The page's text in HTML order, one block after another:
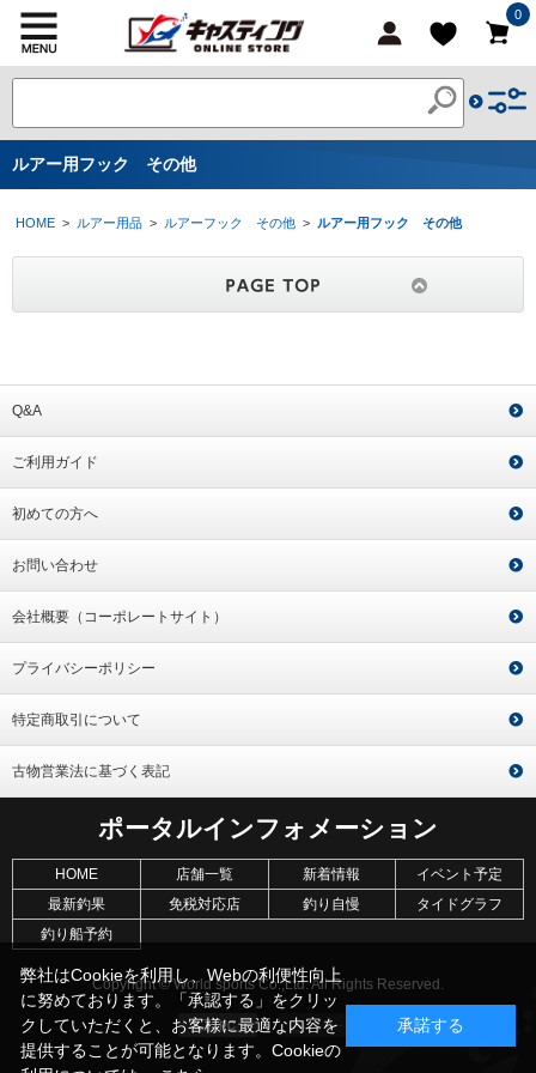
0
ルアー用フック その他
HOME > ルアー用品 > ルアーフック その他 > ルアー用フック その他
Q&A
ご利用ガイド
初めての方へ
お問い合わせ
会社概要（コーポレートサイト）
プライバシーポリシー
特定商取引について
古物営業法に基づく表記
ポータルインフォメーション
HOME 店舗一覧 新着情報
イベント予定
最新釣果
免税対応店 釣り自慢
タイドグラフ
釣り船予約
Copyright © World sports Co.,Ltd. All Rights Reserved.
弊社はCookieを利用し、Webの利便性向上
に努めております。「承認する」をクリッ
クしていただくと、お客様に最適な内容を
提供することが可能となります。Cookieの
承諾する